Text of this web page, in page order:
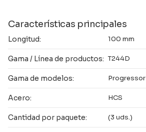
Características principales
Longitud: 100 mm
Gama / Línea de productos: T244D
Gama de modelos: Progressor
Acero: HCS
Cantidad por paquete: (3 uds.)